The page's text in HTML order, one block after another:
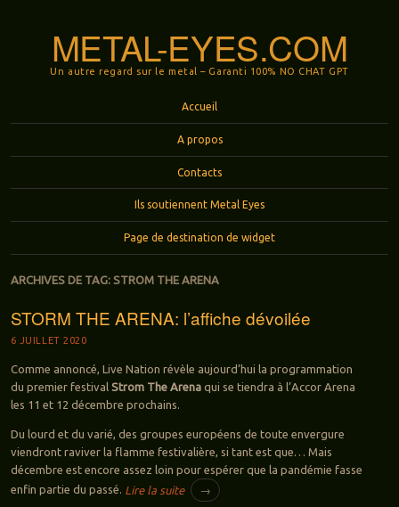
METAL-EYES.COM
Un autre regard sur le metal – Garanti 100% NO CHAT GPT
Accueil
A propos
Contacts
Ils soutiennent Metal Eyes
Page de destination de widget
ARCHIVES DE TAG: STROM THE ARENA
STORM THE ARENA: l’affiche dévoilée
6 JUILLET 2020
Comme annoncé, Live Nation révèle aujourd’hui la programmation
du premier festival Strom The Arenaqui se tiendra à l’Accor Arena
les 11 et 12 décembre prochains.
Du lourd et du varié, des groupes européens de toute envergure
viendront raviver la flamme festivalière, si tant est que… Mais
décembre est encore assez loin pour espérer que la pandémie fasse
enfin partie du passé. Lire la suite →